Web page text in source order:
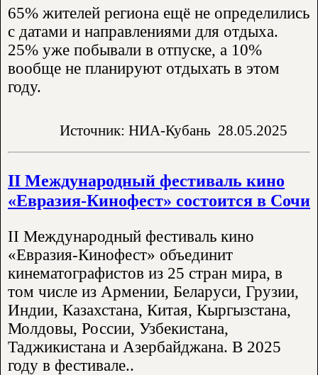
65% жителей региона ещё не определились
с датами и направлениями для отдыха.
25% уже побывали в отпуске, а 10%
вообще не планируют отдыхать в этом
году.
Источник: НИА-Кубань 28.05.2025
II Международный фестиваль кино
«Евразия-Кинофест» состоится в Сочи
II Международный фестиваль кино
«Евразия-Кинофест» объединит
кинематографистов из 25 стран мира, в
том числе из Армении, Беларуси, Грузии,
Индии, Казахстана, Китая, Кыргызстана,
Молдовы, России, Узбекистана,
Таджикистана и Азербайджана. В 2025
году в фестивале..